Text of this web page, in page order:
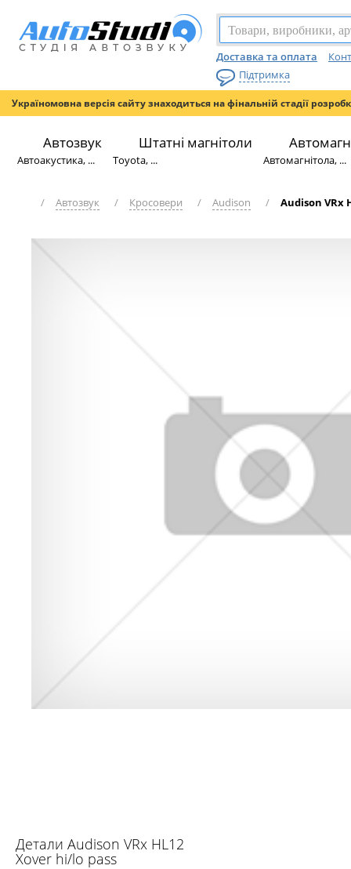
Доставка та оплата
Підтримка
Україномовна версія сайту знаходиться на фінальній стадії
Автозвук
Автоакустика, ...
Штатні магнітоли
Toyota, ... Автомагнітола, ...
/ Автозвук / Кросовери / Audison / Audison VRx
Детали Audison VRx HL12
Xover hi/lo pass